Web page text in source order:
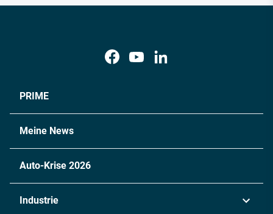
PRIME
Meine News
Auto-Krise 2026
Industrie